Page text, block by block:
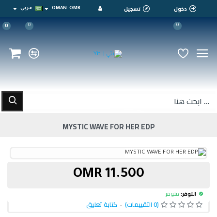
دخول تسجيل OMR
OMAN عربي
0
0
0
MYSTIC WAVE FOR HER EDP
التوفر: متوفر
(0 التقييمات) - كتابة تعليق
11.500 OMR